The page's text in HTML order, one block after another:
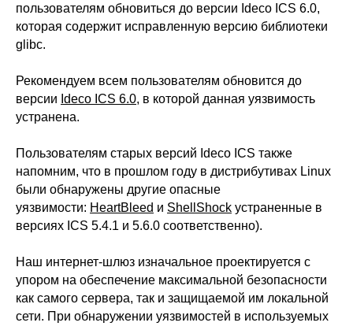
пользователям обновиться до версии Ideco ICS 6.0,
которая содержит исправленную версию библиотеки
glibc.
Рекомендуем всем пользователям обновится до
версии Ideco ICS 6.0, в которой данная уязвимость
устранена.
Пользователям старых версий Ideco ICS также
напомним, что в прошлом году в дистрибутивах Linux
были обнаружены другие опасные
уязвимости: HeartBleed и ShellShock устраненные в
версиях ICS 5.4.1 и 5.6.0 соответственно).
Наш интернет-шлюз изначальное проектируется с
упором на обеспечение максимальной безопасности
как самого сервера, так и защищаемой им локальной
сети. При обнаружении уязвимостей в используемых